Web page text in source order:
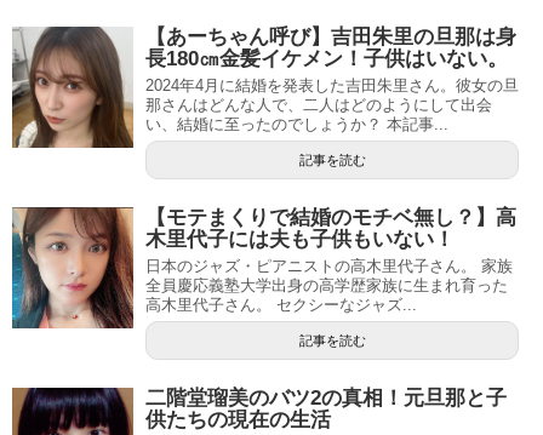
【あーちゃん呼び】吉田朱里の旦那は身
長180㎝金髪イケメン！子供はいない。
2024年4月に結婚を発表した吉田朱里さん。彼女の旦
那さんはどんな人で、二人はどのようにして出会
い、結婚に至ったのでしょうか？ 本記事...
記事を読む
【モテまくりで結婚のモチベ無し？】高
木里代子には夫も子供もいない！
日本のジャズ・ピアニストの高木里代子さん。 家族
全員慶応義塾大学出身の高学歴家族に生まれ育った
高木里代子さん。 セクシーなジャズ...
記事を読む
二階堂瑠美のバツ2の真相！元旦那と子
供たちの現在の生活